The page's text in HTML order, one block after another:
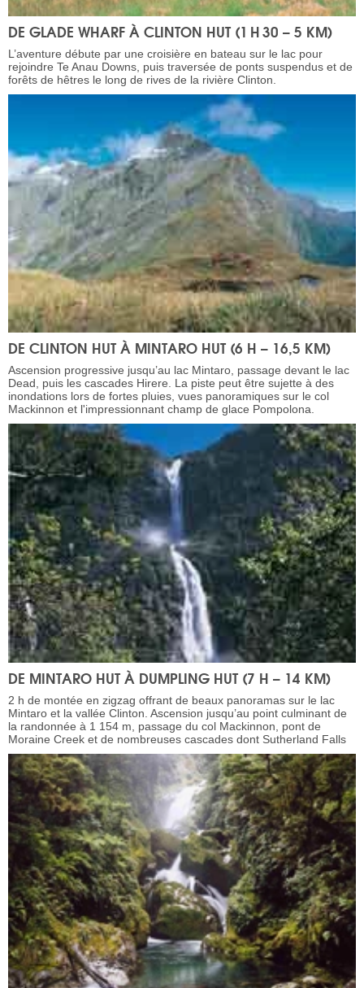
DE GLADE WHARF À CLINTON HUT (1 H 30 – 5 KM)
L’aventure débute par une croisière en bateau sur le lac pour
rejoindre Te Anau Downs, puis traversée de ponts suspendus et de
forêts de hêtres le long de rives de la rivière Clinton.
DE CLINTON HUT À MINTARO HUT (6 H – 16,5 KM)
Ascension progressive jusqu’au lac Mintaro, passage devant le lac
Dead, puis les cascades Hirere. La piste peut être sujette à des
inondations lors de fortes pluies, vues panoramiques sur le col
Mackinnon et l'impressionnant champ de glace Pompolona.
DE MINTARO HUT À DUMPLING HUT (7 H – 14 KM)
2 h de montée en zigzag offrant de beaux panoramas sur le lac
Mintaro et la vallée Clinton. Ascension jusqu’au point culminant de
la randonnée à 1 154 m, passage du col Mackinnon, pont de
Moraine Creek et de nombreuses cascades dont Sutherland Falls